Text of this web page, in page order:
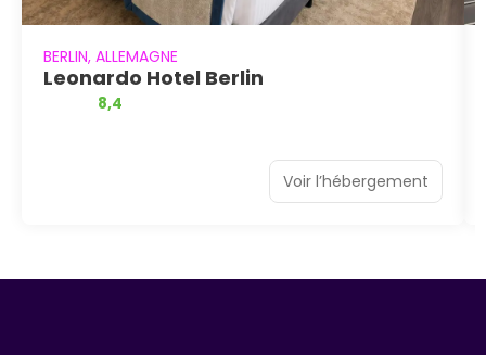
BERLIN, ALLEMAGNE
Leonardo Hotel Berlin
8,4
Voir l’hébergement